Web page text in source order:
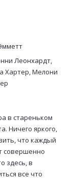
Леонхардт,
Хартер, Мелони
в стареньком
Ничего яркого,
что каждый
совершенно
здесь, в
все что